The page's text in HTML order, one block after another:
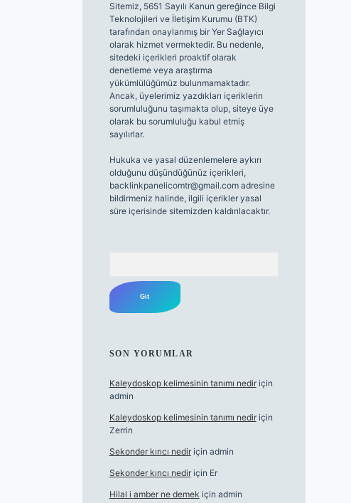
Sitemiz, 5651 Sayılı Kanun gereğince Bilgi
Teknolojileri ve İletişim Kurumu (BTK)
tarafından onaylanmış bir Yer Sağlayıcı
olarak hizmet vermektedir. Bu nedenle,
sitedeki içerikleri proaktif olarak
denetleme veya araştırma
yükümlülüğümüz bulunmamaktadır.
Ancak, üyelerimiz yazdıkları içeriklerin
sorumluluğunu taşımakta olup, siteye üye
olarak bu sorumluluğu kabul etmiş
sayılırlar.
Hukuka ve yasal düzenlemelere aykırı
olduğunu düşündüğünüz içerikleri,
backlinkpanelicomtr@gmail.comadresine
bildirmeniz halinde, ilgili içerikler yasal
süre içerisinde sitemizden kaldırılacaktır.
SON YORUMLAR
Kaleydoskop kelimesinin tanımı nediriçin
admin
Kaleydoskop kelimesinin tanımı nediriçin
Zerrin
Sekonder kırıcı nediriçin admin
Sekonder kırıcı nediriçin Er
Hilal i amber ne demek için admin